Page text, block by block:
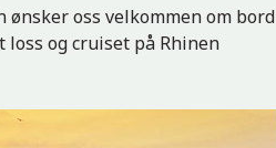
oss velkommen om bord
og cruiset på Rhinen